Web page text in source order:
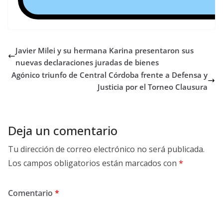
Javier Milei y su hermana Karina presentaron sus
nuevas declaraciones juradas de bienes
Agónico triunfo de Central Córdoba frente a Defensa y
Justicia por el Torneo Clausura
Deja un comentario
Tu dirección de correo electrónico no será publicada.
Los campos obligatorios están marcados con *
Comentario *